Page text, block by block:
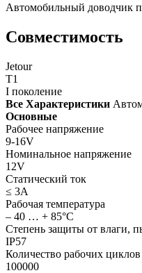
Автомобильный доводчик
Совместимость
Jetour
T1
I поколение
Все Характеристики
Основные
Рабочее напряжение
9-16V
Номинальное напряжение
12V
Статический ток
≤ 3А
Рабочая температура
– 40 … + 85°С
Степень защиты от влаги,
IP57
Количество рабочих циклов
100000